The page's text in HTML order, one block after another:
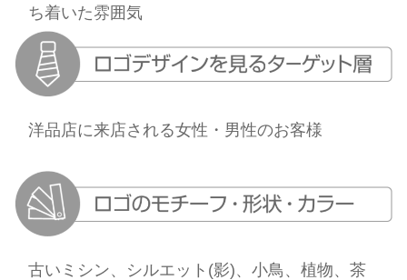
ち着いた雰囲気
洋品店に来店される女性・男性のお客様
古いミシン、シルエット(影)、小鳥、植物、茶